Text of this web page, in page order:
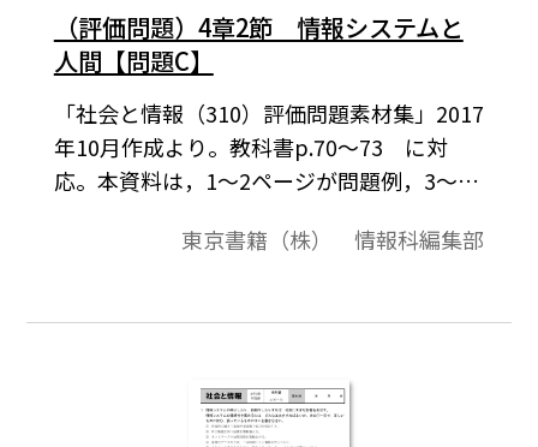
（評価問題）4章2節 情報システムと
人間【問題C】
「社会と情報（310）評価問題素材集」2017
年10月作成より。教科書p.70～73 に対
応。本資料は，1～2ページが問題例，3～4
評価問題の素材として，編集加工してご利
東京書籍（株） 情報科編集部